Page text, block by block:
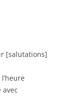
[salutations]
avec